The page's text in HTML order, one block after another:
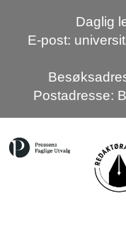
Daglig
E-post:
Postadresse: